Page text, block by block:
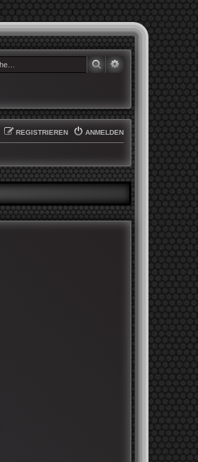
SUCHE
ANMELDEN
REGISTRIEREN